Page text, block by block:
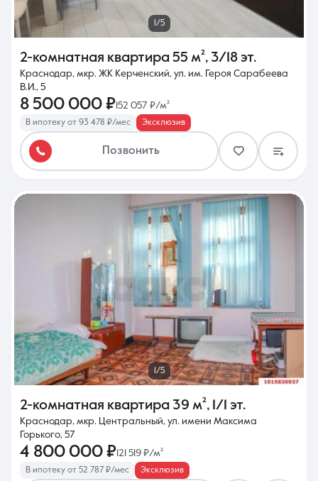
1/5
2-комнатная квартира 55 м², 3/18 эт.
Краснодар, мкр. ЖК Керченский, ул. им. Героя Сарабеева
В.И., 5
8 500 000 ₽ 152 057 ₽/м²
В ипотеку от 93 478 ₽/мес Эксклюзив
Позвонить
1/5
2-комнатная квартира 39 м², 1/1 эт.
Краснодар, мкр. Центральный, ул. имени Максима
Горького, 57
4 800 000 ₽121 519 ₽/м²
В ипотеку от 52 787 ₽/мес Эксклюзив